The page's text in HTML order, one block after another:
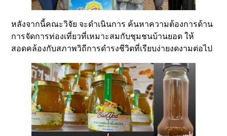
หลังจากนี้คณะวิจัย จะดำเนินการ ค้นหาความต้องการด้าน
การจัดการท่องเที่ยวที่เหมาะสมกับชุมชนบ้านยอด ให้
สอดคล้องกับสภาพวิถีการดำรงชีวิตที่เรียบง่ายงดงามต่อไป